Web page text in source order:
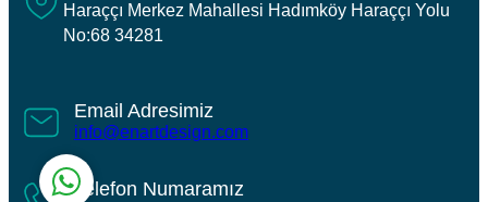
Haraççı Merkez Mahallesi Hadımköy Haraççı Yolu
No:68 34281
Email Adresimiz
info@enartdesign.com
Telefon Numaramız